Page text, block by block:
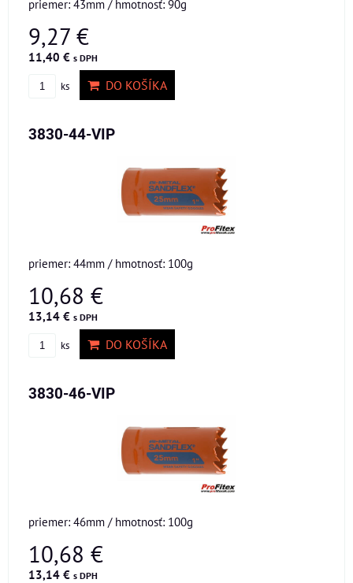
priemer: 43mm / hmotnosť: 90g
9,27 €
11,40 € s DPH
ks DO KOŠÍKA
3830-44-VIP
priemer: 44mm / hmotnosť: 100g
10,68 €
13,14 € s DPH
ks DO KOŠÍKA
3830-46-VIP
priemer: 46mm / hmotnosť: 100g
10,68 €
13,14 € s DPH